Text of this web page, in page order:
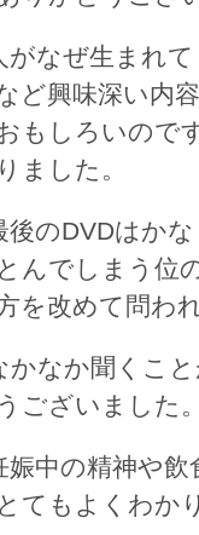
がなぜ生まれ
ど興味深い内
もしろいので
ました。
後のDVDはか
んでしまう位
を改めて問わ
かなか聞くこ
ございました
娠中の精神や
てもよくわか